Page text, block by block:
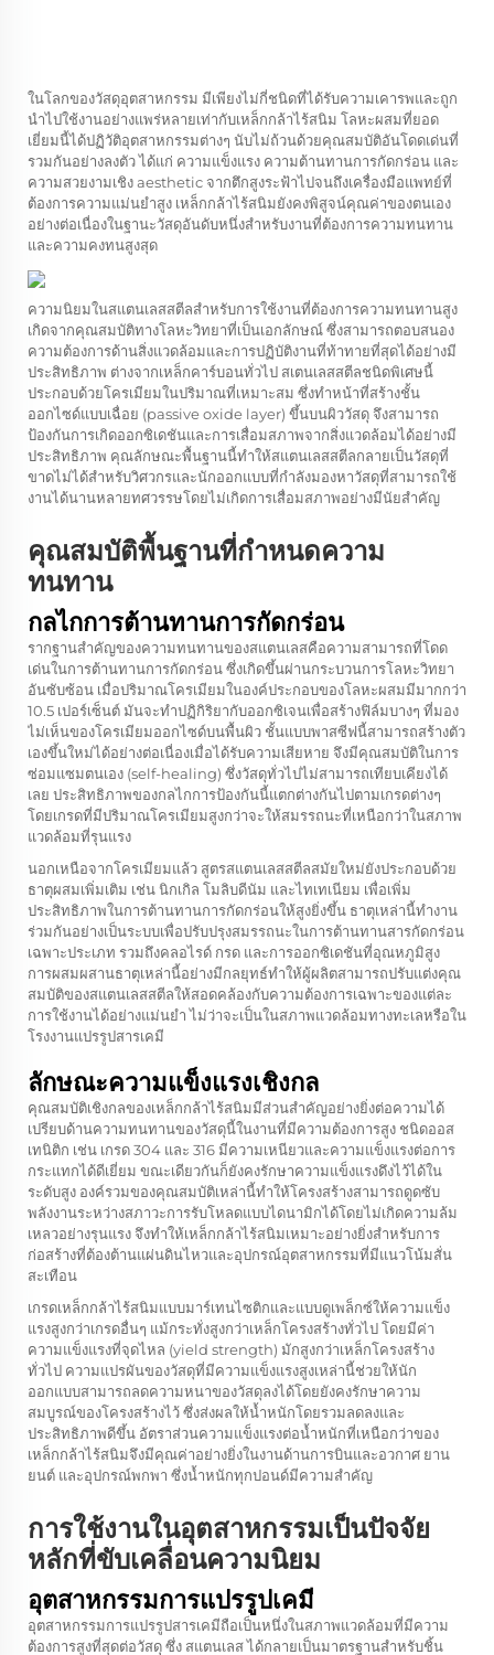
ในโลกของวัสดุอุตสาหกรรม มีเพียงไม่กี่ชนิดที่ได้รับความเคารพและถูก
นำไปใช้งานอย่างแพร่หลายเท่ากับเหล็กกล้าไร้สนิม โลหะผสมที่ยอด
เยี่ยมนี้ได้ปฏิวัติอุตสาหกรรมต่างๆ นับไม่ถ้วนด้วยคุณสมบัติอันโดดเด่นที่
รวมกันอย่างลงตัว ได้แก่ ความแข็งแรง ความต้านทานการกัดกร่อน และ
ความสวยงามเชิง aesthetic จากตึกสูงระฟ้าไปจนถึงเครื่องมือแพทย์ที่
ต้องการความแม่นยำสูง เหล็กกล้าไร้สนิมยังคงพิสูจน์คุณค่าของตนเอง
อย่างต่อเนื่องในฐานะวัสดุอันดับหนึ่งสำหรับงานที่ต้องการความทนทาน
และความคงทนสูงสุด
ความนิยมในสแตนเลสสตีลสำหรับการใช้งานที่ต้องการความทนทานสูง
เกิดจากคุณสมบัติทางโลหะวิทยาที่เป็นเอกลักษณ์ ซึ่งสามารถตอบสนอง
ความต้องการด้านสิ่งแวดล้อมและการปฏิบัติงานที่ท้าทายที่สุดได้อย่างมี
ประสิทธิภาพ ต่างจากเหล็กคาร์บอนทั่วไป สเตนเลสสตีลชนิดพิเศษนี้
ประกอบด้วยโครเมียมในปริมาณที่เหมาะสม ซึ่งทำหน้าที่สร้างชั้น
ออกไซด์แบบเฉื่อย (passive oxide layer) ขึ้นบนผิววัสดุ จึงสามารถ
ป้องกันการเกิดออกซิเดชันและการเสื่อมสภาพจากสิ่งแวดล้อมได้อย่างมี
ประสิทธิภาพ คุณลักษณะพื้นฐานนี้ทำให้สแตนเลสสตีลกลายเป็นวัสดุที่
ขาดไม่ได้สำหรับวิศวกรและนักออกแบบที่กำลังมองหาวัสดุที่สามารถใช้
งานได้นานหลายทศวรรษโดยไม่เกิดการเสื่อมสภาพอย่างมีนัยสำคัญ
คุณสมบัติพื้นฐานที่กำหนดความ
ทนทาน
กลไกการต้านทานการกัดกร่อน
รากฐานสำคัญของความทนทานของสแตนเลสคือความสามารถที่โดด
เด่นในการต้านทานการกัดกร่อน ซึ่งเกิดขึ้นผ่านกระบวนการโลหะวิทยา
อันซับซ้อน เมื่อปริมาณโครเมียมในองค์ประกอบของโลหะผสมมีมากกว่า
10.5 เปอร์เซ็นต์ มันจะทำปฏิกิริยากับออกซิเจนเพื่อสร้างฟิล์มบางๆ ที่มอง
ไม่เห็นของโครเมียมออกไซด์บนพื้นผิว ชั้นแบบพาสซีฟนี้สามารถสร้างตัว
เองขึ้นใหม่ได้อย่างต่อเนื่องเมื่อได้รับความเสียหาย จึงมีคุณสมบัติในการ
ซ่อมแซมตนเอง (self-healing) ซึ่งวัสดุทั่วไปไม่สามารถเทียบเคียงได้
เลย ประสิทธิภาพของกลไกการป้องกันนี้แตกต่างกันไปตามเกรดต่างๆ
โดยเกรดที่มีปริมาณโครเมียมสูงกว่าจะให้สมรรถนะที่เหนือกว่าในสภาพ
แวดล้อมที่รุนแรง
นอกเหนือจากโครเมียมแล้ว สูตรสแตนเลสสตีลสมัยใหม่ยังประกอบด้วย
ธาตุผสมเพิ่มเติม เช่น นิกเกิล โมลิบดีนัม และไทเทเนียม เพื่อเพิ่ม
ประสิทธิภาพในการต้านทานการกัดกร่อนให้สูงยิ่งขึ้น ธาตุเหล่านี้ทำงาน
ร่วมกันอย่างเป็นระบบเพื่อปรับปรุงสมรรถนะในการต้านทานสารกัดกร่อน
เฉพาะประเภท รวมถึงคลอไรด์ กรด และการออกซิเดชันที่อุณหภูมิสูง
การผสมผสานธาตุเหล่านี้อย่างมีกลยุทธ์ทำให้ผู้ผลิตสามารถปรับแต่งคุณ
สมบัติของสแตนเลสสตีลให้สอดคล้องกับความต้องการเฉพาะของแต่ละ
การใช้งานได้อย่างแม่นยำ ไม่ว่าจะเป็นในสภาพแวดล้อมทางทะเลหรือใน
โรงงานแปรรูปสารเคมี
ลักษณะความแข็งแรงเชิงกล
คุณสมบัติเชิงกลของเหล็กกล้าไร้สนิมมีส่วนสำคัญอย่างยิ่งต่อความได้
เปรียบด้านความทนทานของวัสดุนี้ในงานที่มีความต้องการสูง ชนิดออส
เทนิติก เช่น เกรด 304 และ 316 มีความเหนียวและความแข็งแรงต่อการ
กระแทกได้ดีเยี่ยม ขณะเดียวกันก็ยังคงรักษาความแข็งแรงดึงไว้ได้ใน
ระดับสูง องค์รวมของคุณสมบัติเหล่านี้ทำให้โครงสร้างสามารถดูดซับ
พลังงานระหว่างสภาวะการรับโหลดแบบไดนามิกได้โดยไม่เกิดความล้ม
เหลวอย่างรุนแรง จึงทำให้เหล็กกล้าไร้สนิมเหมาะอย่างยิ่งสำหรับการ
ก่อสร้างที่ต้องต้านแผ่นดินไหวและอุปกรณ์อุตสาหกรรมที่มีแนวโน้มสั่น
สะเทือน
เกรดเหล็กกล้าไร้สนิมแบบมาร์เทนไซติกและแบบดูเพล็กซ์ให้ความแข็ง
แรงสูงกว่าเกรดอื่นๆ แม้กระทั่งสูงกว่าเหล็กโครงสร้างทั่วไป โดยมีค่า
ความแข็งแรงที่จุดไหล (yield strength) มักสูงกว่าเหล็กโครงสร้าง
ทั่วไป ความแปรผันของวัสดุที่มีความแข็งแรงสูงเหล่านี้ช่วยให้นัก
ออกแบบสามารถลดความหนาของวัสดุลงได้โดยยังคงรักษาความ
สมบูรณ์ของโครงสร้างไว้ ซึ่งส่งผลให้น้ำหนักโดยรวมลดลงและ
ประสิทธิภาพดีขึ้น อัตราส่วนความแข็งแรงต่อน้ำหนักที่เหนือกว่าของ
เหล็กกล้าไร้สนิมจึงมีคุณค่าอย่างยิ่งในงานด้านการบินและอวกาศ ยาน
ยนต์ และอุปกรณ์พกพา ซึ่งน้ำหนักทุกปอนด์มีความสำคัญ
การใช้งานในอุตสาหกรรมเป็นปัจจัย
หลักที่ขับเคลื่อนความนิยม
อุตสาหกรรมการแปรรูปเคมี
อุตสาหกรรมการแปรรูปสารเคมีถือเป็นหนึ่งในสภาพแวดล้อมที่มีความ
ต้องการสูงที่สุดต่อวัสดุ ซึ่ง สแตนเลสได้กลายเป็นมาตรฐานสำหรับชิ้น